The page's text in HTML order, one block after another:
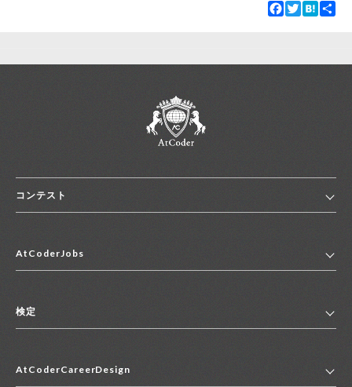
Facebook
TwitterHatena
コンテスト
コンテスト一覧
便利リンク集
AtCoderJobs
2027年新卒採用求人一覧
中途採用求人一覧
検定
マイページ
AtCoderCareerDesign